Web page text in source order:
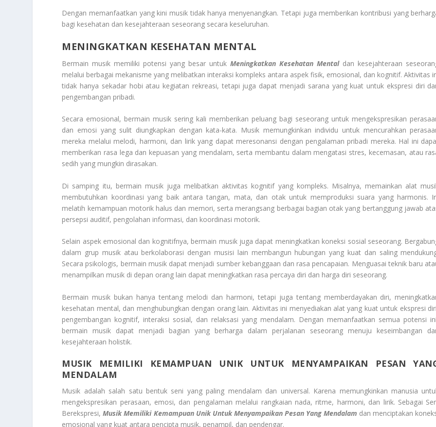
Dengan memanfaatkan yang kini musik tidak hanya menyenangkan. Tetapi juga memberikan kontribusi yang
bagi kesehatan dan kesejahteraan seseorang secara keseluruhan.
MENINGKATKAN KESEHATAN MENTAL
Bermain musik memiliki potensi yang besar untukMeningkatkan Kesehatan Mentaldan kesejahteraan
melalui berbagai mekanisme yang melibatkan interaksi kompleks antara aspek fisik, emosional, dan kognitif. Aktivitas
tidak hanya sekadar hobi atau kegiatan rekreasi, tetapi juga dapat menjadi sarana yang kuat untuk ekspresi diri
pengembangan pribadi.
Secara emosional, bermain musik sering kali memberikan peluang bagi seseorang untuk mengekspresikan
dan emosi yang sulit diungkapkan dengan kata-kata. Musik memungkinkan individu untuk mencurahkan
mereka melalui melodi, harmoni, dan lirik yang dapat meresonansi dengan pengalaman pribadi mereka. Hal ini
memberikan rasa lega dan kepuasan yang mendalam, serta membantu dalam mengatasi stres, kecemasan, atau
sedih yang mungkin dirasakan.
Di samping itu, bermain musik juga melibatkan aktivitas kognitif yang kompleks. Misalnya, memainkan alat
membutuhkan koordinasi yang baik antara tangan, mata, dan otak untuk memproduksi suara yang harmonis.
melatih kemampuan motorik halus dan memori, serta merangsang berbagai bagian otak yang bertanggung jawab
persepsi auditif, pengolahan informasi, dan koordinasi motorik.
Selain aspek emosional dan kognitifnya, bermain musik juga dapat meningkatkan koneksi sosial seseorang.
dalam grup musik atau berkolaborasi dengan musisi lain membangun hubungan yang kuat dan saling
Secara psikologis, bermain musik dapat menjadi sumber kebanggaan dan rasa pencapaian. Menguasai teknik baru
menampilkan musik di depan orang lain dapat meningkatkan rasa percaya diri dan harga diri seseorang.
Bermain musik bukan hanya tentang melodi dan harmoni, tetapi juga tentang memberdayakan diri,
kesehatan mental, dan menghubungkan dengan orang lain. Aktivitas ini menyediakan alat yang kuat untuk ekspresi
pengembangan kognitif, interaksi sosial, dan relaksasi yang mendalam. Dengan memanfaatkan semua potensi
bermain musik dapat menjadi bagian yang berharga dalam perjalanan seseorang menuju keseimbangan
kesejahteraan holistik.
MUSIK MEMILIKI KEMAMPUAN UNIK UNTUK MENYAMPAIKAN PESAN
MENDALAM
Musik adalah salah satu bentuk seni yang paling mendalam dan universal. Karena memungkinkan manusia
mengekspresikan perasaan, emosi, dan pengalaman melalui rangkaian nada, ritme, harmoni, dan lirik. Sebagai
Berekspresi,Musik Memiliki Kemampuan Unik Untuk Menyampaikan Pesan Yang Mendalam dan menciptakan
emosional yang kuat antara pencipta musik, penampil, dan pendengar.